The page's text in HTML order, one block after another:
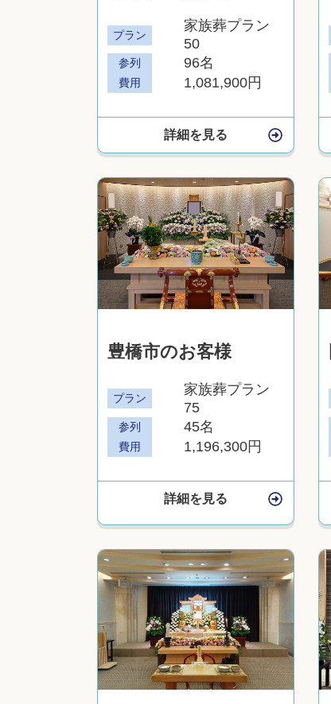
プラン
家族葬プラン
50
参列 96名
費用 1,081,900円
詳細を見る
豊橋市のお客様
プラン
家族葬プラン
75
参列 45名
費用 1,196,300円
詳細を見る